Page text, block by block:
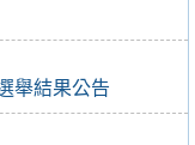
舉結果公告